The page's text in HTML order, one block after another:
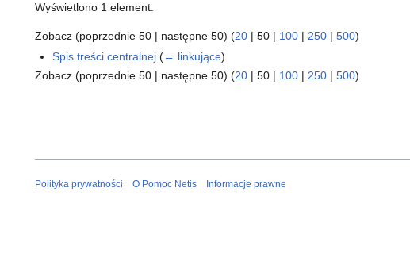
Wyświetlono 1 element.
Zobacz (poprzednie 50 | następne 50) (20 | 50 | 100 | 250 | 500)
Spis treści centralnej (← linkujące)
Zobacz (poprzednie 50 | następne 50) (20 | 50 | 100 | 250 | 500)
Polityka prywatności O Pomoc Netis Informacje prawne